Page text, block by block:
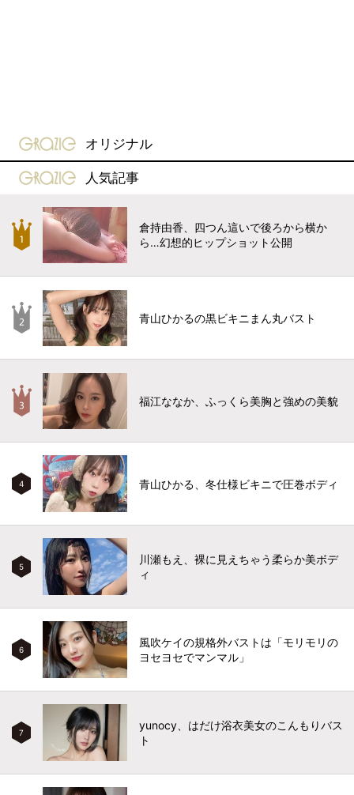
gravure-grazie
オリジナル
gravure-grazie
人気記事
倉持由香、四つん這いで後ろから横か
ら…幻想的ヒップショット公開
青山ひかるの黒ビキニまん丸バスト
福江ななか、ふっくら美胸と強めの美貌
4 青山ひかる、冬仕様ビキニで圧巻ボディ
5
川瀬もえ、裸に見えちゃう柔らか美ボデ
ィ
6
風吹ケイの規格外バストは「モリモリの
ヨセヨセでマンマル」
7
yunocy、はだけ浴衣美女のこんもりバス
ト